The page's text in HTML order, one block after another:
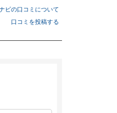
ビの口コミについて
口コミを投稿する